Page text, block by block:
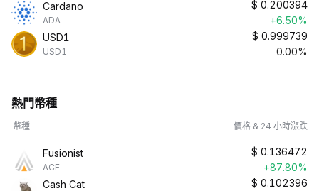
Cardano
ADA
$ 0.200394
+6.50%
USD1
USD1
$ 0.999739
0.00%
熱門幣種
幣種 價格 & 24 小時漲跌
Fusionist
ACE
$ 0.136472
+87.80%
Cash Cat
$ 0.102396